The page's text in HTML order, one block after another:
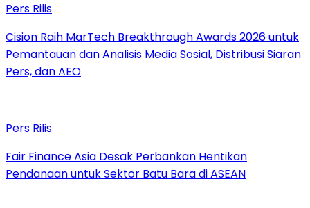
Pers Rilis
Cision Raih MarTech Breakthrough Awards 2026 untuk
Pemantauan dan Analisis Media Sosial, Distribusi Siaran
Pers, dan AEO
Pers Rilis
Fair Finance Asia Desak Perbankan Hentikan
Pendanaan untuk Sektor Batu Bara di ASEAN